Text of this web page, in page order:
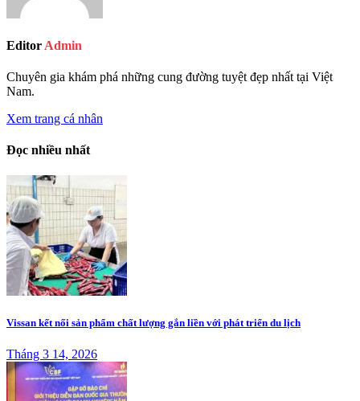
Editor Admin
Chuyên gia khám phá những cung đường tuyệt đẹp nhất tại Việt
Nam.
Xem trang cá nhân
Đọc nhiều nhất
Vissan kết nối sản phẩm chất lượng gắn liền với phát triển du lịch
Tháng 3 14, 2026